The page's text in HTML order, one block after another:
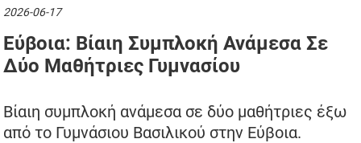
2026-06-17
Εύβοια: Βίαιη Συμπλοκή Ανάμεσα Σε
Δύο Μαθήτριες Γυμνασίου
Βίαιη συμπλοκή ανάμεσα σε δύο μαθήτριες έξω
από το Γυμνάσιου Βασιλικού στην Εύβοια.